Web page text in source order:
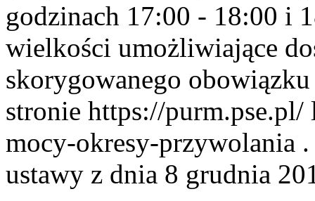
godzinach 17:00 - 18:00 i
wielkości umożliwiające
skorygowanego
stronie https://
mocy-okresy-przywolania
ustawy z dnia 8 grudnia